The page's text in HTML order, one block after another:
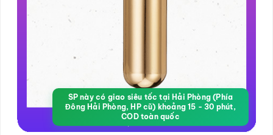
SP này có giao siêu tốc tại Hải Phòng (Phía
Đông Hải Phòng, HP cũ) khoảng 15 - 30 phút,
COD toàn quốc